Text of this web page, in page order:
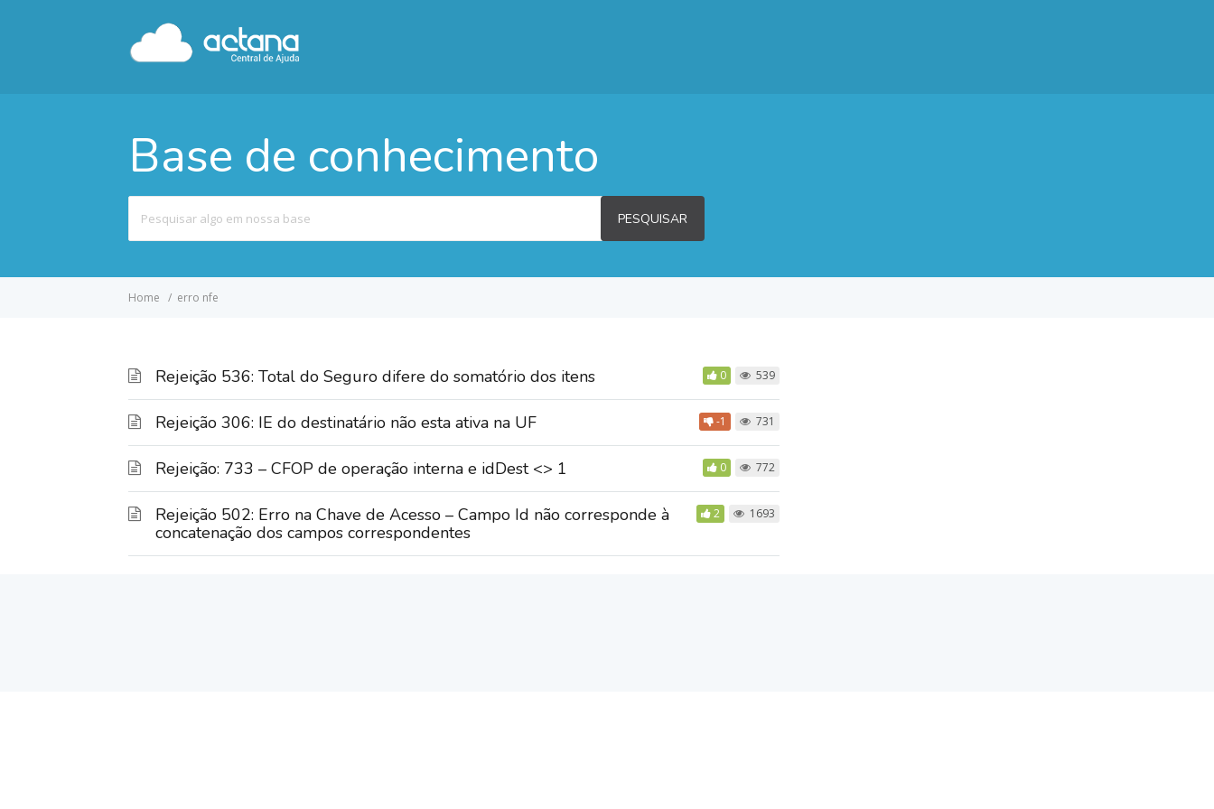
Base de conhecimento
por
PESQUISAR
Home erro nfe
Rejeição 536: Total do Seguro difere do somatório dos itens 0 539
Rejeição 306: IE do destinatário não esta ativa na UF -1 731
Rejeição: 733 – CFOP de operação interna e idDest <> 1 0 772
Rejeição 502: Erro na Chave de Acesso – Campo Id não corresponde à
concatenação dos campos correspondentes
2 1693